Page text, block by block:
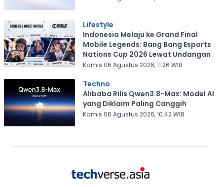
Lifestyle
Indonesia Melaju ke Grand Final
Mobile Legends: Bang Bang Esports
Nations Cup 2026 Lewat Undangan
Kamis 06 Agustus 2026, 11:26 WIB
Techno
Alibaba Rilis Qwen3.8-Max: Model AI
yang Diklaim Paling Canggih
Kamis 06 Agustus 2026, 10:42 WIB